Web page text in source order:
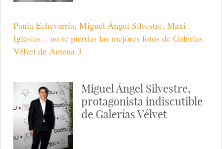
Paula Echevarría, Miguel Ángel Silvestre, Maxi
Iglesias... no te pierdas las mejores fotos de Galerías
Vélvet de Antena 3.
Miguel Ángel Silvestre,
protagonista indiscutible
de Galerías Vélvet